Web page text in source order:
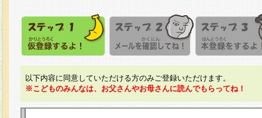
以下内容に同意していただける方のみご登録いただけます。
※こどものみんなは、お父さんやお母さんに読んでもらってね！